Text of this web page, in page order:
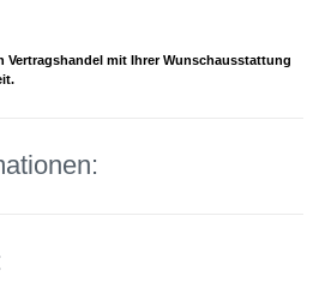
Vertragshandel mit Ihrer Wunschausstattung